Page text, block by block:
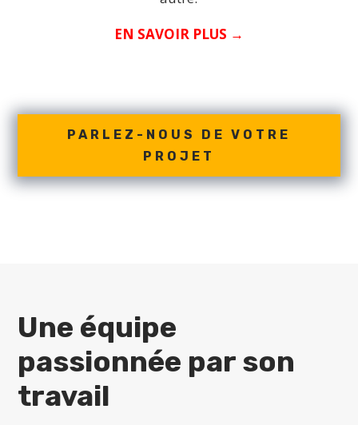
EN SAVOIR PLUS →
PARLEZ-NOUS DE VOTRE
PROJET
Une équipe
passionnée par son
travail